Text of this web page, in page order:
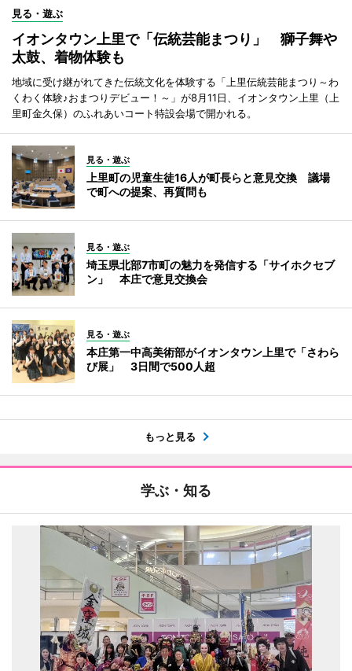
見る・遊ぶ
イオンタウン上里で「伝統芸能まつり」 獅子舞や
太鼓、着物体験も
地域に受け継がれてきた伝統文化を体験する「上里伝統芸能まつり～わ
くわく体験♪おまつりデビュー！～」が8月11日、イオンタウン上里（上
里町金久保）のふれあいコート特設会場で開かれる。
見る・遊ぶ
上里町の児童生徒16人が町長らと意見交換 議場
で町への提案、再質問も
見る・遊ぶ
埼玉県北部7市町の魅力を発信する「サイホクセブ
ン」 本庄で意見交換会
見る・遊ぶ
本庄第一中高美術部がイオンタウン上里で「さわら
び展」 3日間で500人超
もっと見る
学ぶ・知る